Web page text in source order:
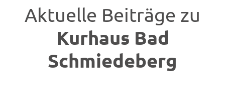
Aktuelle Beiträge zu
Kurhaus Bad
Schmiedeberg